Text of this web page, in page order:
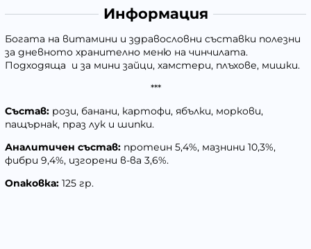
Информация
Богата на витамини и здравословни съставки полезни
за дневното хранително меню на чинчилата.
Подходяща и за мини зайци, хамстери, плъхове, мишки.
***
Състав: рози, банани, картофи, ябълки, моркови,
пащърнак, праз лук и шипки.
Аналитичен състав: протеин 5,4%, мазнини 10,3%,
фибри 9,4%, изгорени в-ва 3,6%.
Опаковка: 125 гр.